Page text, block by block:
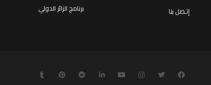
إتـصل بنا
برنامج الزائر الدولي